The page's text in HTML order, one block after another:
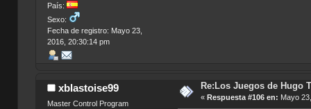
País:
Sexo:
Fecha de registro: Mayo 23,
2016, 20:30:14 pm
xblastoise99
Master Control Program
Re:Los Juegos de Hugo
« Respuesta #106 en: Mayo